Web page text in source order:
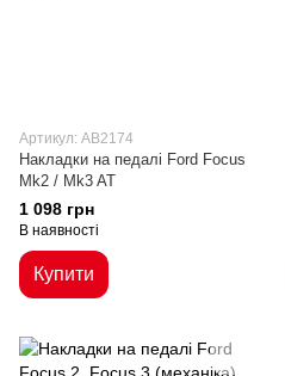
Артикул: AB2174
Накладки на педалі Ford Focus
Mk2 / Mk3 AT
1 098 грн
В наявності
Купити